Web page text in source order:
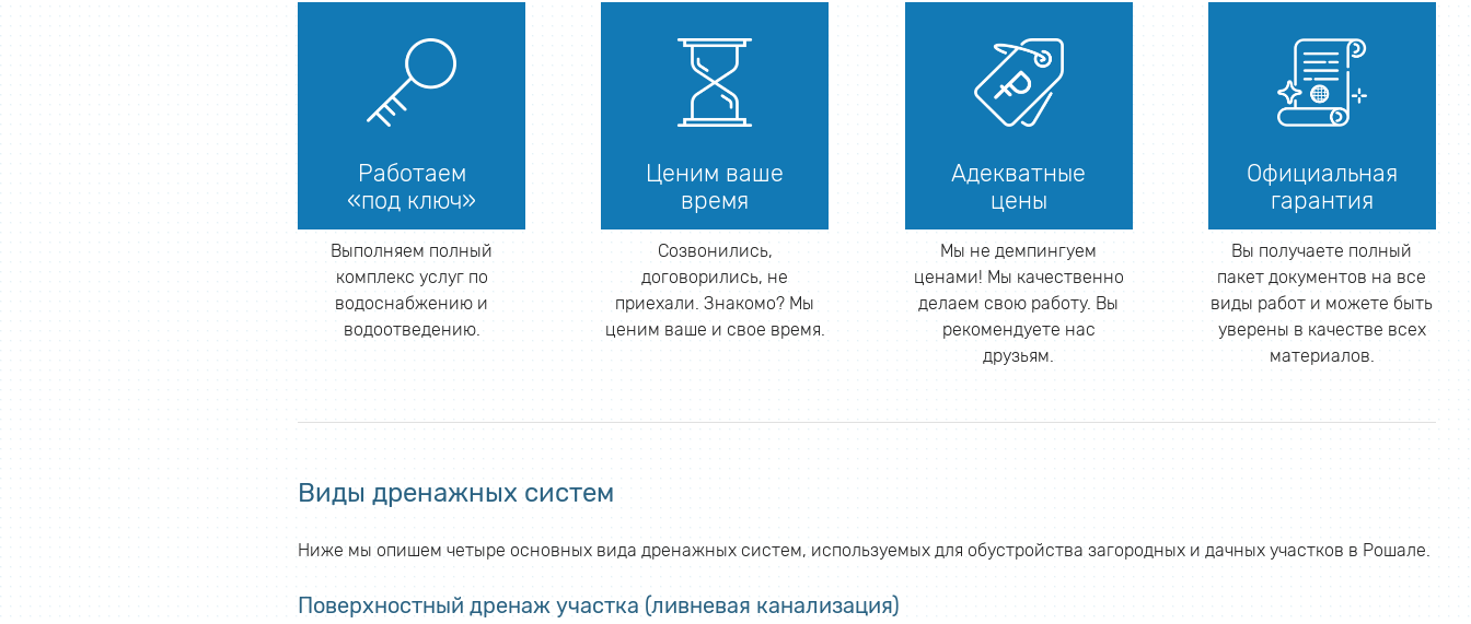
Работаем
«под ключ»
Выполняем полный
комплекс услуг по
водоснабжению и
водоотведению.
Ценим ваше
время
Созвонились,
договорились, не
приехали. Знакомо? Мы
ценим ваше и свое время.
Адекватные
цены
Мы не демпингуем
ценами! Мы качественно
делаем свою работу. Вы
рекомендуете нас
друзьям.
Официальная
гарантия
Вы получаете полный
пакет документов на все
виды работ и можете быть
уверены в качестве всех
материалов.
Виды дренажных систем
Ниже мы опишем четыре основных вида дренажных систем, используемых для обустройства загородных и дачных участков в Рошале.
Поверхностный дренаж участка (ливневая канализация)